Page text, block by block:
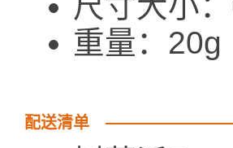
重量：20g
配送清单